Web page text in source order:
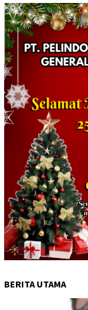
BERITA UTAMA